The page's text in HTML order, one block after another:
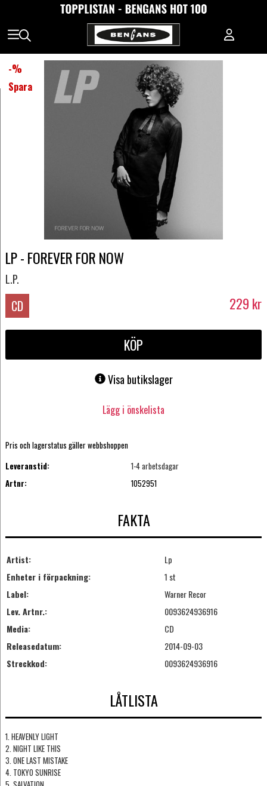
-%
Spara
LP - FOREVER FOR NOW
L.P.
CD 229 kr
KÖP
Visa butikslager
Lägg i önskelista
Pris och lagerstatus gäller webbshoppen
Leveranstid:
1-4 arbetsdagar
Artnr:
1052951
FAKTA
Artist:
Lp
Enheter i förpackning:
1 st
Label:
Warner Recor
Lev. Artnr.:
0093624936916
Media:
CD
Releasedatum:
2014-09-03
Streckkod:
0093624936916
LÅTLISTA
1. HEAVENLY LIGHT
2. NIGHT LIKE THIS
3. ONE LAST MISTAKE
4. TOKYO SUNRISE